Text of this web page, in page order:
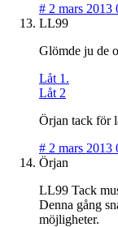
# 2 mars 2013
LL99
Glömde ju de
Låt 1.
Låt 2
Örjan tack för
# 2 mars 2013
Örjan
LL99 Tack
Denna gång
möjligheter.